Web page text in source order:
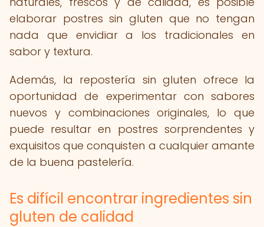
elaborar postres sin gluten que no tengan
nada que envidiar a los tradicionales en
sabor y textura.
Además, la repostería sin gluten ofrece la
oportunidad de experimentar con sabores
nuevos y combinaciones originales, lo que
puede resultar en postres sorprendentes y
exquisitos que conquisten a cualquier amante
de la buena pastelería.
Es difícil encontrar ingredientes sin
gluten de calidad